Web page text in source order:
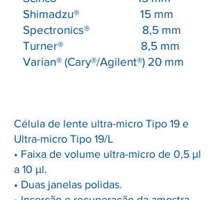
Shimadzu® 15 mm
Spectronics® 8,5 mm
Turner® 8,5 mm
Varian® (Cary®/Agilent®) 20 mm
Célula de lente ultra-micro Tipo 19 e
Ultra-micro Tipo 19/L
• Faixa de volume ultra-micro de 0,5 μl
a 10 μl.
• Duas janelas polidas.